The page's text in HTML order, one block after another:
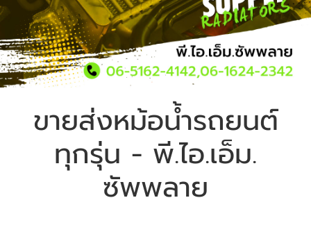
ขายส่งหม้อน้ำรถยนต์
ทุกรุ่น - พี.ไอ.เอ็ม.
ซัพพลาย